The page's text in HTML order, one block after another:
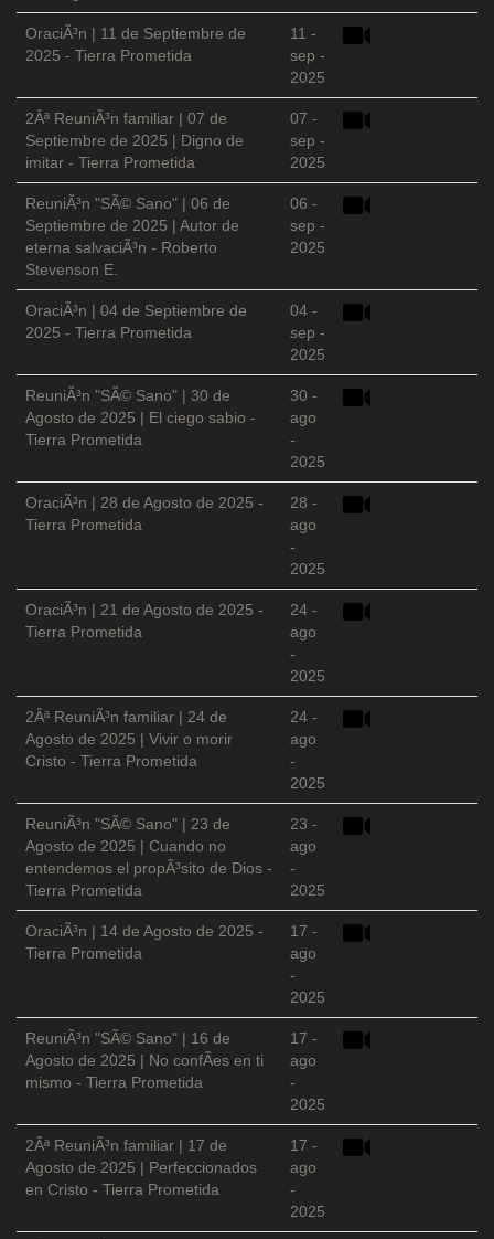
OraciÃ³n | 11 de Septiembre de
2025 - Tierra Prometida
11 -
sep -
2025
2Âª ReuniÃ³n familiar | 07 de
Septiembre de 2025 | Digno de
imitar - Tierra Prometida
07 -
sep -
2025
ReuniÃ³n "SÃ© Sano" | 06 de
Septiembre de 2025 | Autor de
eterna salvaciÃ³n - Roberto
Stevenson E.
06 -
sep -
2025
OraciÃ³n | 04 de Septiembre de
2025 - Tierra Prometida
04 -
sep -
2025
ReuniÃ³n "SÃ© Sano" | 30 de
Agosto de 2025 | El ciego sabio -
Tierra Prometida
30 -
ago
-
2025
OraciÃ³n | 28 de Agosto de 2025 -
Tierra Prometida
28 -
ago
-
2025
OraciÃ³n | 21 de Agosto de 2025 -
Tierra Prometida
24 -
ago
-
2025
2Âª ReuniÃ³n familiar | 24 de
Agosto de 2025 | Vivir o morir
Cristo - Tierra Prometida
24 -
ago
-
2025
ReuniÃ³n "SÃ© Sano" | 23 de
Agosto de 2025 | Cuando no
entendemos el propÃ³sito de Dios -
Tierra Prometida
23 -
ago
-
2025
OraciÃ³n | 14 de Agosto de 2025 -
Tierra Prometida
17 -
ago
-
2025
ReuniÃ³n "SÃ© Sano" | 16 de
Agosto de 2025 | No confÃ­es en ti
mismo - Tierra Prometida
17 -
ago
-
2025
2Âª ReuniÃ³n familiar | 17 de
Agosto de 2025 | Perfeccionados
en Cristo - Tierra Prometida
17 -
ago
-
2025